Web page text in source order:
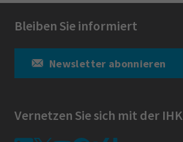
Bleiben Sie informiert
Newsletter abonnieren
Vernetzen Sie sich mit der IHK